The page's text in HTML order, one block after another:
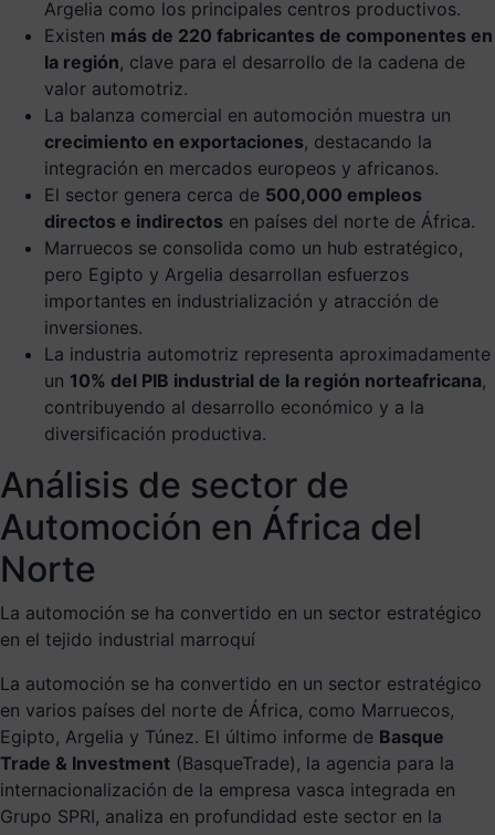
Argelia como los principales centros productivos.
Existen más de 220 fabricantes de componentes en
la región, clave para el desarrollo de la cadena de
valor automotriz.
La balanza comercial en automoción muestra un
crecimiento en exportaciones, destacando la
integración en mercados europeos y africanos.
El sector genera cerca de 500,000 empleos
directos e indirectos en países del norte de África.
Marruecos se consolida como un hub estratégico,
pero Egipto y Argelia desarrollan esfuerzos
importantes en industrialización y atracción de
inversiones.
La industria automotriz representa aproximadamente
un 10% del PIB industrial de la región norteafricana,
contribuyendo al desarrollo económico y a la
diversificación productiva.
Análisis de sector de
Automoción en África del
Norte
La automoción se ha convertido en un sector estratégico
en el tejido industrial marroquí
La automoción se ha convertido en un sector estratégico
en varios países del norte de África, como Marruecos,
Egipto, Argelia y Túnez. El último informe de Basque
Trade & Investment (BasqueTrade), la agencia para la
internacionalización de la empresa vasca integrada en
Grupo SPRI, analiza en profundidad este sector en la